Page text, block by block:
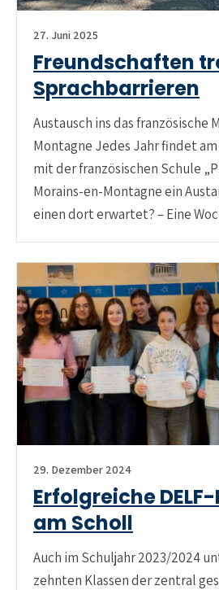
27. Juni 2025
Freundschaften
Sprachbarrieren
Austausch ins das französische
Montagne Jedes Jahr findet
mit der französischen Schule
Morains-en-Montagne ein
einen dort erwartet? – Eine
29. Dezember 2024
Erfolgreiche
am Scholl
Auch im Schuljahr 2023/2024
zehnten Klassen der zentral